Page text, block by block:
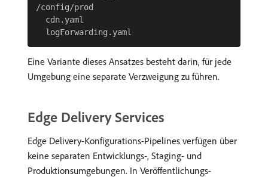
/config/prod
  cdn.yaml
Eine Variante dieses Ansatzes besteht darin, für jede
Umgebung eine separate Verzweigung zu führen.
Edge Delivery Services
Edge Delivery-Konfigurations-Pipelines verfügen über
keine separaten Entwicklungs-, Staging- und
Produktionsumgebungen. In Veröffentlichungs-